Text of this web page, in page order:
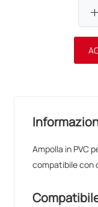
add
Ampolla in PVC
compatibile con